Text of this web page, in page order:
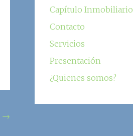
→
Capítulo Inmobiliario
Contacto
Servicios
Presentación
¿Quienes somos?